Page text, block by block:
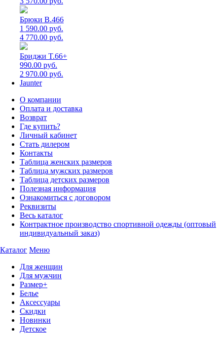
Брюки B.466
1 590.00 руб.
4 770.00 руб.
Бриджи T.66+
990.00 руб.
2 970.00 руб.
Jaunter
О компании
Оплата и доставка
Возврат
Где купить?
Личный кабинет
Стать дилером
Контакты
Таблица женских размеров
Таблица мужских размеров
Таблица детских размеров
Полезная информация
Ознакомиться с договором
Реквизиты
Весь каталог
Контрактное производство спортивной одежды (оптовый
индивидуальный заказ)
Каталог Меню
Для женщин
Для мужчин
Размер+
Белье
Аксессуары
Скидки
Новинки
Детское